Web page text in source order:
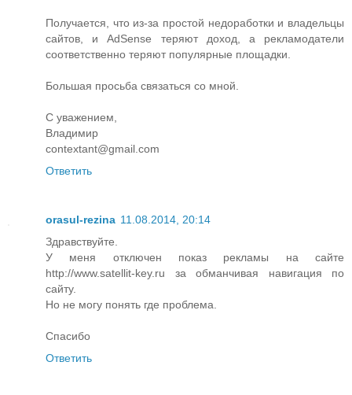
Получается, что из-за простой недоработки и владельцы
сайтов, и AdSense теряют доход, а рекламодатели
соответственно теряют популярные площадки.
Большая просьба связаться со мной.
С уважением,
Владимир
contextant@gmail.com
Ответить
orasul-rezina 11.08.2014, 20:14
Здравствуйте.
У меня отключен показ рекламы на сайте
http://www.satellit-key.ru за обманчивая навигация по
сайту.
Но не могу понять где проблема.
Спасибо
Ответить